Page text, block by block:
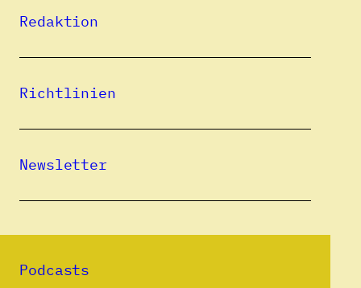
Redaktion
Richtlinien
Newsletter
Podcasts
Nagyszeben) und Germanistik in
in Kronstadt (rum. Braşov, ung. Brassó), ab
1972 als Dramaturg am deutschsprachigen
1969. Das Erscheinen seines dritten
werden. 1978 wanderte er in die